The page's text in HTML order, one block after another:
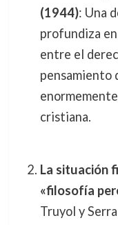
(1944): Una
profundiza
entre el
pensamiento
cristiana.
La situación
«filosofía
Truyol y